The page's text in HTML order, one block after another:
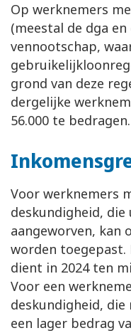
Op werknemers
(meestal de dga
vennootschap,
grond van deze
dergelijke
56.000 te bedragen.
Voor werknemers
deskundigheid,
aangeworven, kan
worden toegepast.
dient in 2024 ten
Voor een
deskundigheid, die
een lager bedrag